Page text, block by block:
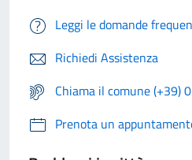
Leggi le domande
Richiedi Assistenza
Chiama il comune (+39)
Prenota un